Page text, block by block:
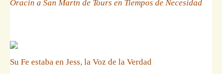
Oracin a San Martn de Tours en Tiempos de Necesidad
Su Fe estaba en Jess, la Voz de la Verdad